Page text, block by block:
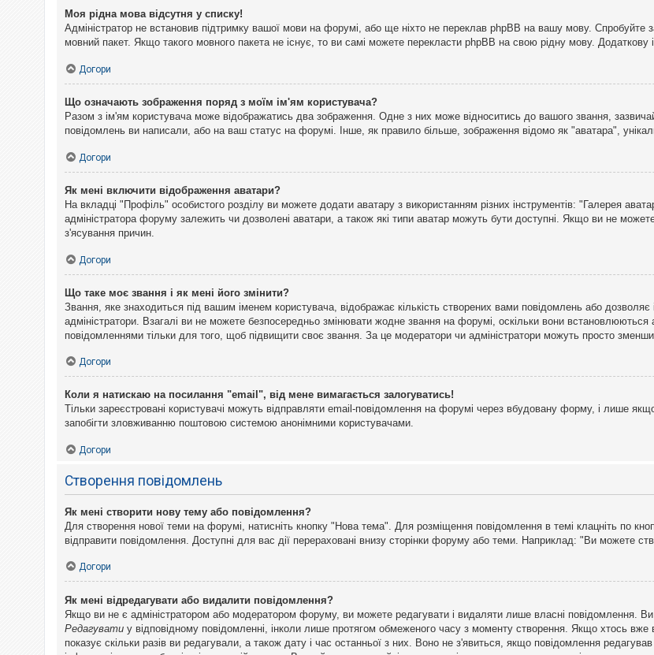
Моя рідна мова відсутня у списку!
Адміністратор не встановив підтримку вашої мови на форумі, або ще ніхто не переклав phpBB на вашу мову. Спробуйте
мовний пакет. Якщо такого мовного пакета не існує, то ви самі можете перекласти phpBB на свою рідну мову.
Догори
Що означають зображення поряд з моїм ім'ям користувача?
Разом з ім'ям користувача може відображатись два зображення. Одне з них може відноситись до вашого звання, зазвичай
повідомлень ви написали, або на ваш статус на форумі. Інше, як правило більше, зображення відомо як "аватара",
Догори
Як мені включити відображення аватари?
На вкладці "Профіль" особистого розділу ви можете додати аватару з використанням різних інструментів: "Галерея
адміністратора форуму залежить чи дозволені аватари, а також які типи аватар можуть бути доступні. Якщо ви не
з'ясування причин.
Догори
Що таке моє звання і як мені його змінити?
Звання, яке знаходиться під вашим іменем користувача, відображає кількість створених вами повідомлень або
адміністратори. Взагалі ви не можете безпосередньо змінювати жодне звання на форумі, оскільки вони
повідомленнями тільки для того, щоб підвищити своє звання. За це модератори чи адміністратори можуть просто
Догори
Коли я натискаю на посилання "email", від мене вимагається залогуватись!
Тільки зареєстровані користувачі можуть відправляти email-повідомлення на форумі через вбудовану форму, і лише
запобігти зловживанню поштовою системою анонімними користувачами.
Догори
Створення повідомлень
Як мені створити нову тему або повідомлення?
Для створення нової теми на форумі, натисніть кнопку "Нова тема". Для розміщення повідомлення в темі клацніть по
відправити повідомлення. Доступні для вас дії перераховані внизу сторінки форуму або теми. Наприклад: "Ви можете
Догори
Як мені відредагувати або видалити повідомлення?
Якщо ви не є адміністратором або модератором форуму, ви можете редагувати і видаляти лише власні повідомлення.
Редагувати у відповідному повідомленні, інколи лише протягом обмеженого часу з моменту створення. Якщо хтось вже
показує скільки разів ви редагували, а також дату і час останньої з них. Воно не з'явиться, якщо повідомлення